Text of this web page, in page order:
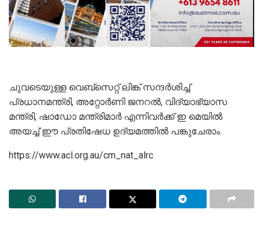
ചുവടെയുള്ള വെബ്സെറ്റ് ലിങ്ക് സന്ദർശിച്ച്
പ്രധാനമന്ത്രി, അറ്റോർണി ജനറൽ, വിദ്യാഭ്യാസ
മന്ത്രി, ഷാഡോ മന്ത്രിമാർ എന്നിവർക്ക് ഇ മെയിൽ
അയച്ച് ഈ പ്രതിഷേധ ഉദ്യമത്തിൽ പങ്കുചേരാം.
https://www.acl.org.au/cm_nat_alrc